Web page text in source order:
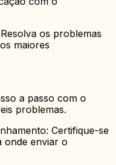
os problemas
maiores
a passo com o
problemas.
Certifique-se
onde enviar o